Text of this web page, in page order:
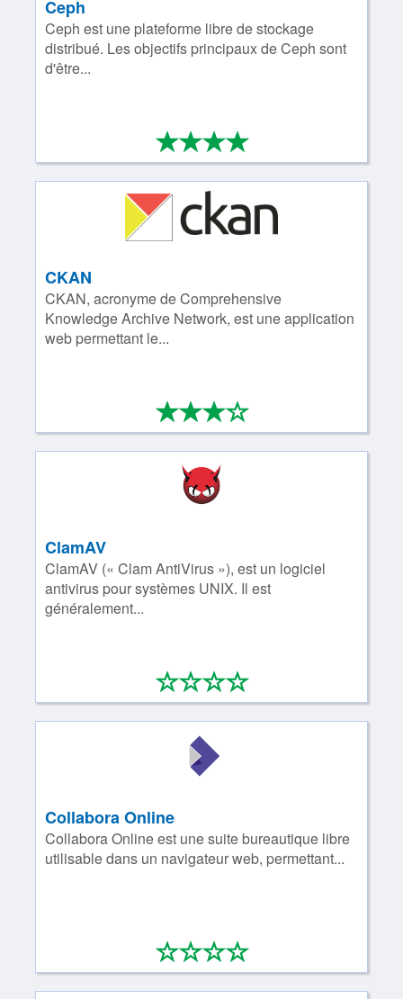
Ceph
Ceph est une plateforme libre de stockage
distribué. Les objectifs principaux de Ceph sont
d'être...
****
4/4
CKAN
CKAN, acronyme de Comprehensive
Knowledge Archive Network, est une application
web permettant le...
****
3/4
ClamAV
ClamAV (« Clam AntiVirus »), est un logiciel
antivirus pour systèmes UNIX. Il est
généralement...
****
0/4
Collabora Online
Collabora Online est une suite bureautique libre
utilisable dans un navigateur web, permettant...
****
0/4